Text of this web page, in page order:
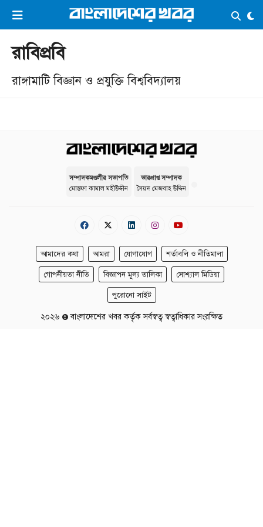
ভিডিও ই-পেপার লগইন ×
রাবিপ্রবি
রাঙ্গামাটি বিজ্ঞান ও প্রযুক্তি বিশ্ববিদ্যালয়
সম্পাদকমণ্ডলীর সভাপতি
মোস্তফা কামাল মহীউদ্দীন
ভারপ্রাপ্ত সম্পাদক
সৈয়দ মেজবাহ উদ্দিন
আমাদের কথা আমরা যোগাযোগ শর্তাবলি ও নীতিমালা
গোপনীয়তা নীতি বিজ্ঞাপন মূল্য তালিকা সোশ্যাল মিডিয়া
পুরোনো সাইট
২০২৬ বাংলাদেশের খবর কর্তৃক সর্বস্বত্ব স্বত্বাধিকার সংরক্ষিত